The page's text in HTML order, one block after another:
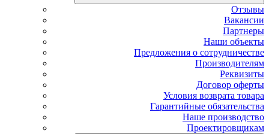
Отзывы
Вакансии
Партнеры
Наши объекты
Предложения о сотрудничестве
Производителям
Реквизиты
Договор оферты
Условия возврата товара
Гарантийные обязательства
Наше производство
Проектировщикам